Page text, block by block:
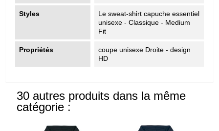
Styles
Le sweat-shirt capuche essentiel
unisexe - Classique - Medium
Fit
Propriétés
coupe unisexe Droite - design
HD
30 autres produits dans la même
catégorie :